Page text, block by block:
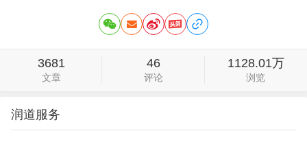
3681
文章
46
评论
1128.01万
浏览
润道服务